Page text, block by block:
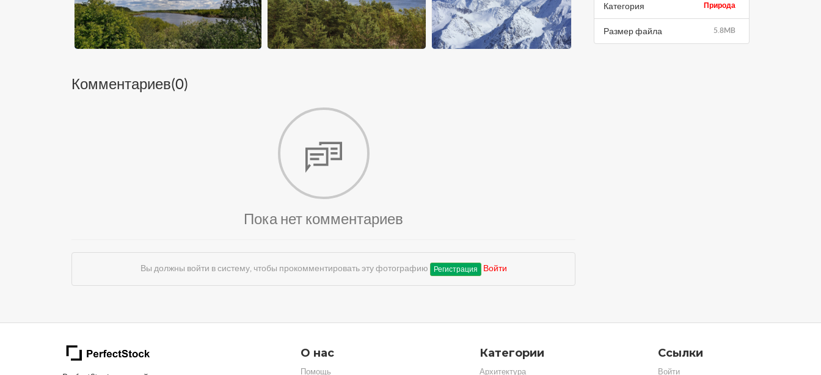
Комментариев(0)
Пока нет комментариев
Вы должны войти в систему, чтобы прокомментировать эту фотографию Регистрация Войти
Природа
Категория
5.8MB
Размер файла
О нас
Помощь
Категории
Архитектура
Ссылки
Войти